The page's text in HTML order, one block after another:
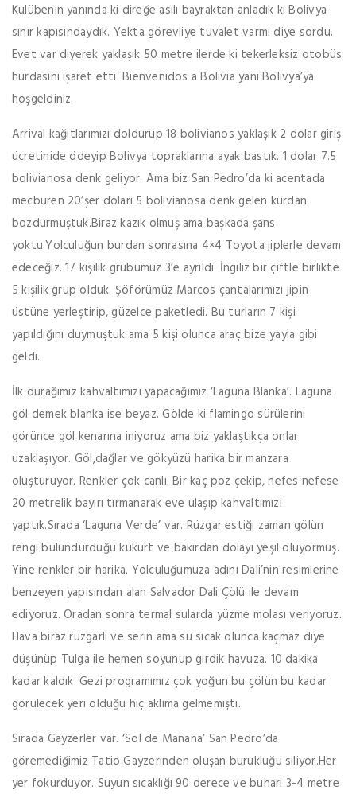
Kulübenin yanında ki direğe asılı bayraktan anladık ki Bolivya
sınır kapısındaydık. Yekta görevliye tuvalet varmı diye sordu.
Evet var diyerek yaklaşık 50 metre ilerde ki tekerleksiz otobüs
hurdasını işaret etti. Bienvenidos a Bolivia yani Bolivya’ya
hoşgeldiniz.
Arrival kağıtlarımızı doldurup 18 bolivianos yaklaşık 2 dolar giriş
ücretinide ödeyip Bolivya topraklarına ayak bastık. 1 dolar 7.5
bolivianosa denk geliyor. Ama biz San Pedro’da ki acentada
mecburen 20’şer doları 5 bolivianosa denk gelen kurdan
bozdurmuştuk.Biraz kazık olmuş ama başkada şans
yoktu.Yolculuğun burdan sonrasına 4×4 Toyota jiplerle devam
edeceğiz. 17 kişilik grubumuz 3’e ayrıldı. İngiliz bir çiftle birlikte
5 kişilik grup olduk. Şöförümüz Marcos çantalarımızı jipin
üstüne yerleştirip, güzelce paketledi. Bu turların 7 kişi
yapıldığını duymuştuk ama 5 kişi olunca araç bize yayla gibi
geldi.
İlk durağımız kahvaltımızı yapacağımız ‘Laguna Blanka’. Laguna
göl demek blanka ise beyaz. Gölde ki flamingo sürülerini
görünce göl kenarına iniyoruz ama biz yaklaştıkça onlar
uzaklaşıyor. Göl,dağlar ve gökyüzü harika bir manzara
oluşturuyor. Renkler çok canlı. Bir kaç poz çekip, nefes nefese
20 metrelik bayırı tırmanarak eve ulaşıp kahvaltımızı
yaptık.Sırada ‘Laguna Verde’ var. Rüzgar estiği zaman gölün
rengi bulundurduğu kükürt ve bakırdan dolayı yeşil oluyormuş.
Yine renkler bir harika. Yolculuğumuza adını Dali’nin resimlerine
benzeyen yapısından alan Salvador Dali Çölü ile devam
ediyoruz. Oradan sonra termal sularda yüzme molası veriyoruz.
Hava biraz rüzgarlı ve serin ama su sıcak olunca kaçmaz diye
düşünüp Tulga ile hemen soyunup girdik havuza. 10 dakika
kadar kaldık. Gezi programımız çok yoğun bu çölün bu kadar
görülecek yeri olduğu hiç aklıma gelmemişti.
Sırada Gayzerler var. ‘Sol de Manana’ San Pedro’da
göremediğimiz Tatio Gayzerinden oluşan burukluğu siliyor.Her
yer fokurduyor. Suyun sıcaklığı 90 derece ve buharı 3-4 metre